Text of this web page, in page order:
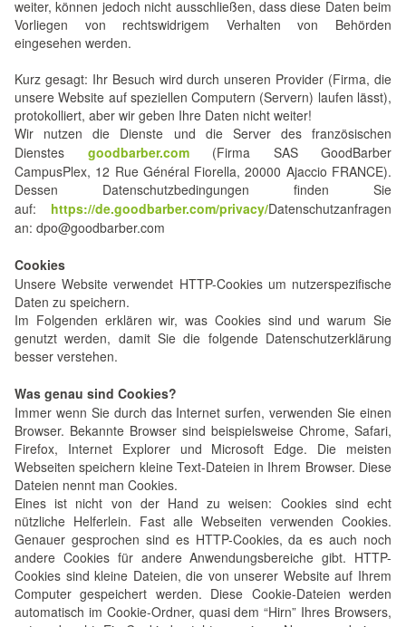
weiter, können jedoch nicht ausschließen, dass diese Daten beim
Vorliegen von rechtswidrigem Verhalten von Behörden
eingesehen werden.
Kurz gesagt: Ihr Besuch wird durch unseren Provider (Firma, die
unsere Website auf speziellen Computern (Servern) laufen lässt),
protokolliert, aber wir geben Ihre Daten nicht weiter!
Wir nutzen die Dienste und die Server des französischen
Dienstes goodbarber.com(Firma SAS GoodBarber
CampusPlex, 12 Rue Général Fiorella, 20000 Ajaccio FRANCE).
Dessen Datenschutzbedingungen finden Sie
auf: https://de.goodbarber.com/privacy/Datenschutzanfragen
an: dpo@goodbarber.com
Cookies
Unsere Website verwendet HTTP-Cookies um nutzerspezifische
Daten zu speichern.
Im Folgenden erklären wir, was Cookies sind und warum Sie
genutzt werden, damit Sie die folgende Datenschutzerklärung
besser verstehen.
Was genau sind Cookies?
Immer wenn Sie durch das Internet surfen, verwenden Sie einen
Browser. Bekannte Browser sind beispielsweise Chrome, Safari,
Firefox, Internet Explorer und Microsoft Edge. Die meisten
Webseiten speichern kleine Text-Dateien in Ihrem Browser. Diese
Dateien nennt man Cookies.
Eines ist nicht von der Hand zu weisen: Cookies sind echt
nützliche Helferlein. Fast alle Webseiten verwenden Cookies.
Genauer gesprochen sind es HTTP-Cookies, da es auch noch
andere Cookies für andere Anwendungsbereiche gibt. HTTP-
Cookies sind kleine Dateien, die von unserer Website auf Ihrem
Computer gespeichert werden. Diese Cookie-Dateien werden
automatisch im Cookie-Ordner, quasi dem “Hirn” Ihres Browsers,